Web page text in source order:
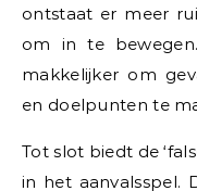
ontstaat er meer
om in te
makkelijker om
en doelpunten te
Tot slot biedt de
in het aanvalsspel.